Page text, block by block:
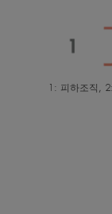
1: 피하조직,